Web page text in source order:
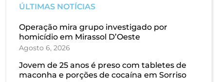
ÚLTIMAS NOTÍCIAS
Operação mira grupo investigado por
homicídio em Mirassol D’Oeste
Agosto 6, 2026
Jovem de 25 anos é preso com tabletes de
maconha e porções de cocaína em Sorriso